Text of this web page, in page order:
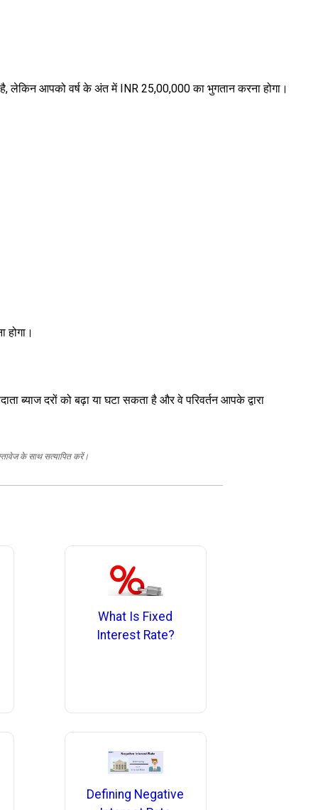
लेकिन आपको वर्ष के अंत में INR 25,00,000 का भुगतान करना होगा।
दरों को बढ़ा या घटा सकता है और वे परिवर्तन आपके द्वारा
के साथ सत्यापित करें।
What Is Fixed
Interest Rate?
Defining Negative